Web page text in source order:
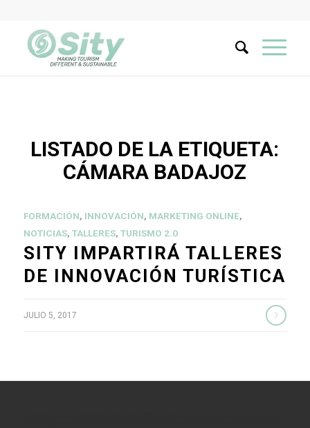
LISTADO DE LA ETIQUETA:
CÁMARA BADAJOZ
FORMACIÓN, INNOVACIÓN, MARKETING ONLINE,
NOTICIAS, TALLERES, TURISMO 2.0
SITY IMPARTIRÁ TALLERES
DE INNOVACIÓN TURÍSTICA
JULIO 5, 2017